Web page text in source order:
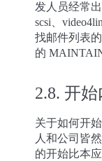
发人员经常
scsi、
找邮件列表
的
2.8. 开始
关于如何开
人和公司皆
的开始比本